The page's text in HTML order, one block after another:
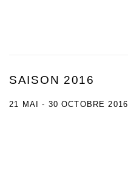
SAISON 2016
21 MAI - 30 OCTOBRE 2016